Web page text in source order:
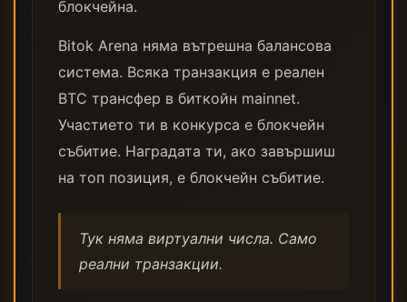
блокчейна.
Bitok Arena няма вътрешна балансова
система. Всяка транзакция е реален
BTC трансфер в биткойн mainnet.
Участието ти в конкурса е блокчейн
събитие. Наградата ти, ако завършиш
на топ позиция, е блокчейн събитие.
Тук няма виртуални числа. Само
реални транзакции.